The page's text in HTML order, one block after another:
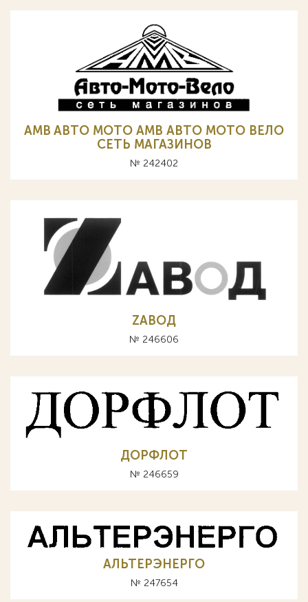
AMB ABTO MOTO АМВ АВТО МОТО ВЕЛО
СЕТЬ МАГАЗИНОВ
№ 242402
ZАВОД
№ 246606
ДОРФЛОТ
№ 246659
АЛЬТЕРЭНЕРГО
№ 247654